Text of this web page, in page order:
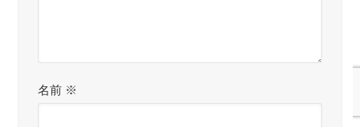
名前 ※